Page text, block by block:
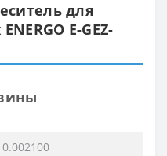
для
E-GEZ-
0.002100